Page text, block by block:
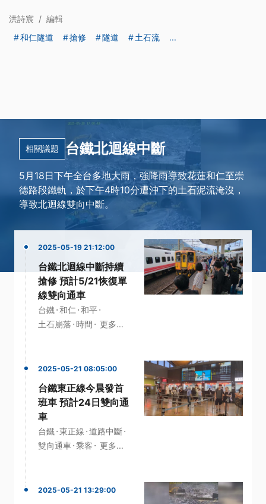
洪詩宸 / 編輯
和仁隧道
搶修 隧道 土石流 ...
相關議題 台鐵北迴線中斷
5月18日下午全台多地大雨，強降雨導致花蓮和仁至崇
德路段鐵軌，於下午4時10分遭沖下的土石泥流淹沒，
導致北迴線雙向中斷。
2025-05-19 21:12:00
台鐵北迴線中斷持續
搶修 預計5/21恢復單
線雙向通車
台鐵 ·和仁 ·和平·
土石崩落 ·時間 · 更多...
2025-05-21 08:05:00
台鐵東正線今晨發首
班車 預計24日雙向通
車
台鐵 ·東正線 ·道路中斷·
雙向通車·乘客 · 更多...
2025-05-21 13:29:00